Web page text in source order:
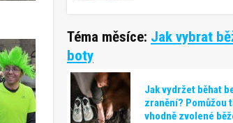
Téma měsíce: Jak vybrat
boty
Jak vydržet běhat
zranění? Pomůžou
vhodně zvolené